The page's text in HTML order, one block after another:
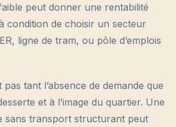
peut donner une rentabilité
condition de choisir un secteur
ligne de tram, ou pôle d’emplois
pas tant l’absence de demande que
et à l’image du quartier. Une
sans transport structurant peut